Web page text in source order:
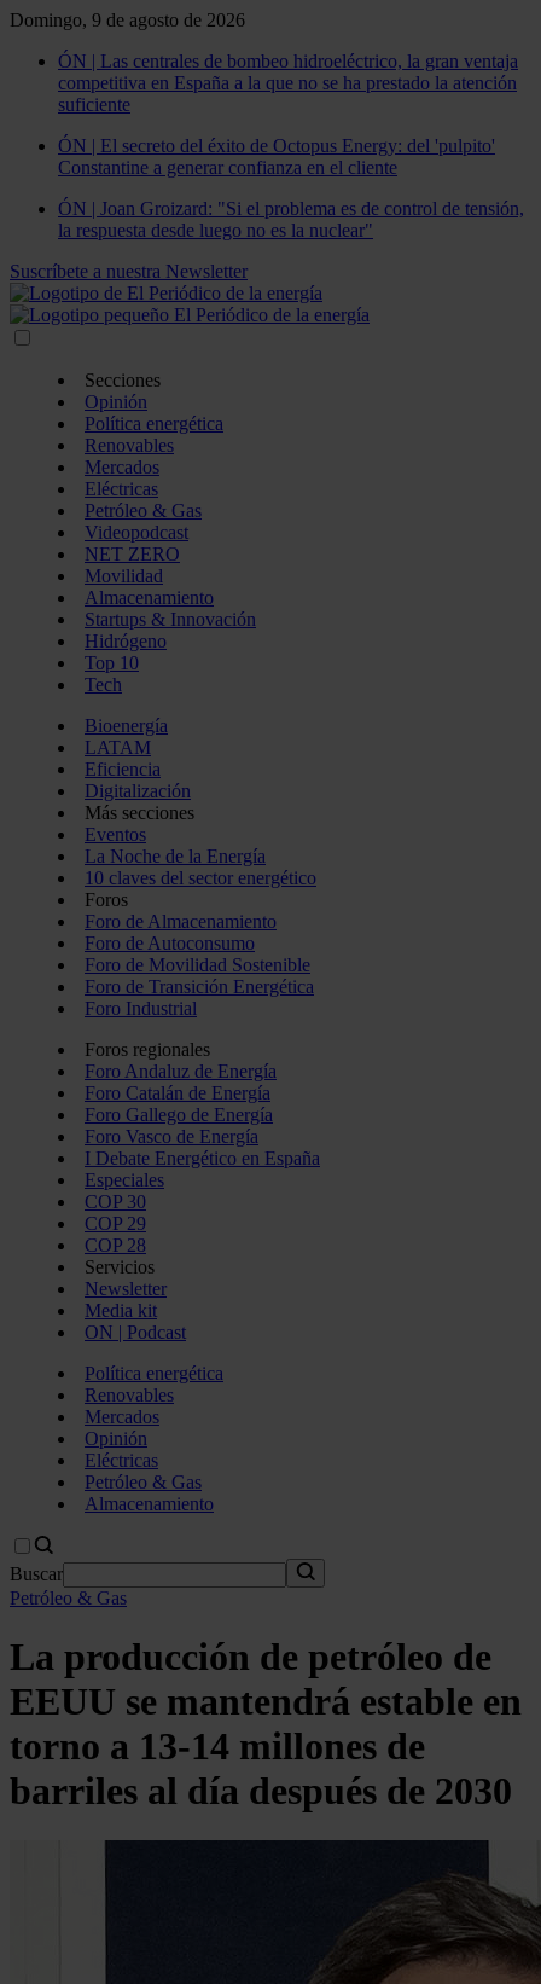
Domingo, 9 de agosto de 2026
ÓN | Las centrales de bombeo hidroeléctrico, la gran ventaja
competitiva en España a la que no se ha prestado la atención
suficiente
ÓN | El secreto del éxito de Octopus Energy: del 'pulpito'
Constantine a generar confianza en el cliente
ÓN | Joan Groizard: "Si el problema es de control de tensión,
la respuesta desde luego no es la nuclear"
Suscríbete a nuestra Newsletter
Secciones
Opinión
Política energética
Renovables
Mercados
Eléctricas
Petróleo & Gas
Videopodcast
NET ZERO
Movilidad
Almacenamiento
Startups & Innovación
Hidrógeno
Top 10
Tech
Bioenergía
LATAM
Eficiencia
Digitalización
Más secciones
Eventos
La Noche de la Energía
10 claves del sector energético
Foros
Foro de Almacenamiento
Foro de Autoconsumo
Foro de Movilidad Sostenible
Foro de Transición Energética
Foro Industrial
Foros regionales
Foro Andaluz de Energía
Foro Catalán de Energía
Foro Gallego de Energía
Foro Vasco de Energía
I Debate Energético en España
Especiales
COP 30
COP 29
COP 28
Servicios
Newsletter
Media kit
ON | Podcast
Política energética
Renovables
Mercados
Opinión
Eléctricas
Petróleo & Gas
Almacenamiento
Buscar
Petróleo & Gas
La producción de petróleo de
EEUU se mantendrá estable en
torno a 13-14 millones de
barriles al día después de 2030